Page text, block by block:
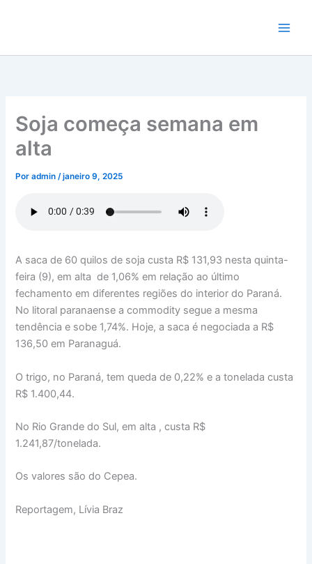
conteúdo
Soja começa semana em
alta
Poradmin/janeiro 9, 2025
A saca de 60 quilos de soja custa R$ 131,93 nesta quinta-
feira (9), em alta de 1,06% em relação ao último
fechamento em diferentes regiões do interior do Paraná.
No litoral paranaense a commodity segue a mesma
tendência e sobe 1,74%. Hoje, a saca é negociada a R$
136,50 em Paranaguá.
O trigo, no Paraná, tem queda de 0,22% e a tonelada custa
R$ 1.400,44.
No Rio Grande do Sul, em alta , custa R$
1.241,87/tonelada.
Os valores são do Cepea.
Reportagem, Lívia Braz